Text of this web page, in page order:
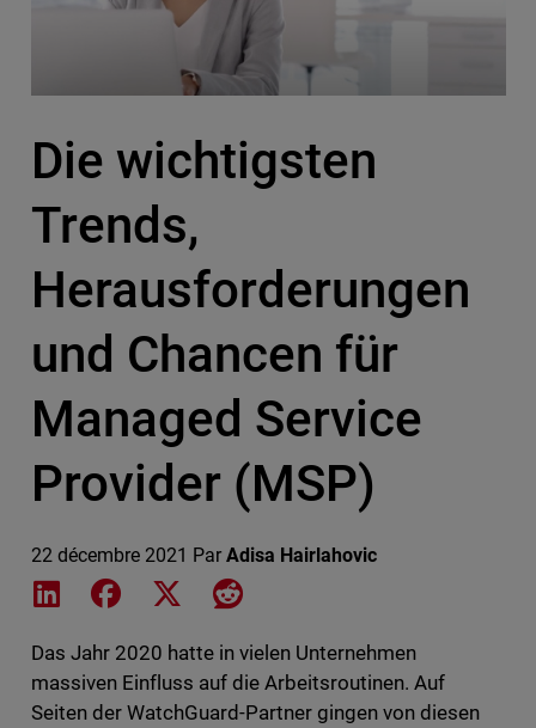
Die wichtigsten
Trends,
Herausforderungen
und Chancen für
Managed Service
Provider (MSP)
22 décembre 2021 Par Adisa Hairlahovic
Share on LinkedIn
Share on Facebook
Share on XShare on Reddit
Das Jahr 2020 hatte in vielen Unternehmen
massiven Einfluss auf die Arbeitsroutinen. Auf
Seiten der WatchGuard-Partner gingen von diesen